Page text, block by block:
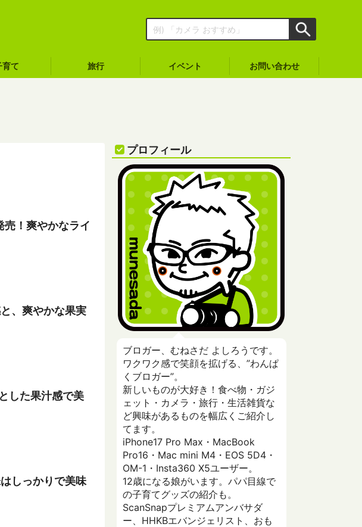
育て 旅行 イベント お問い合わせ
売！爽やかなライ
、爽やかな果実
した果汁感で美
しっかりで美味
プロフィール
ブロガー、むねさだ よしろうです。
ワクワク感で笑顔を拡げる、”わんぱ
くブロガー”。
新しいものが大好き！食べ物・ガジ
ェット・カメラ・旅行・生活雑貨な
ど興味があるものを幅広くご紹介し
てます。
iPhone17 Pro Max・MacBook
Pro16・Mac mini M4・EOS 5D4・
OM-1・Insta360 X5ユーザー。
12歳になる娘がいます。パパ目線で
の子育てグッズの紹介も。
ScanSnapプレミアムアンバサダ
ー、HHKBエバンジェリスト、おも